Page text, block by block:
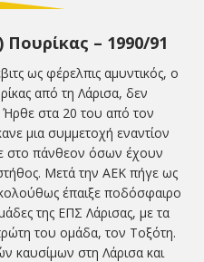
– 1990/91
ως φέρελπις αμυντικός, ο
από τη Λάρισα, δεν
στα 20 του από τον
μια συμμετοχή εναντίον
στο πάνθεον όσων έχουν
Μετά την ΑΕΚ πήγε ως
έπαιξε ποδόσφαιρο
της ΕΠΣ Λάρισας, με τα
του ομάδα, τον Τοξότη.
καυσίμων στη Λάρισα και